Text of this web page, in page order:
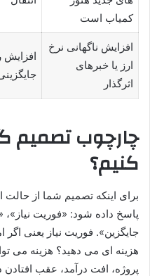
کمیاب است
افزایش ناگهانی نرخ
ارز یا خبرهای
اثرگذار
چارچوب تصمیم
کنیم؟
برای اینکه تصمیم شما از
پاسخ داده شود: «فوریت
جایگزین». فوریت نیاز یعنی
هزینه ای می دهید؟ هزینه می
پروژه، افت درآمد، عقب